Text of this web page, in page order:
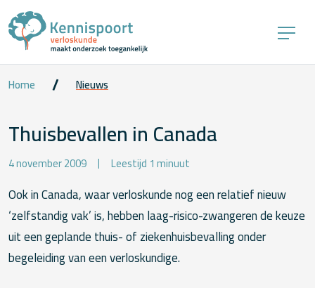
Home Nieuws
Thuisbevallen in Canada
4 november 2009 Leestijd 1 minuut
Ook in Canada, waar verloskunde nog een relatief nieuw
‘zelfstandig vak’ is, hebben laag-risico-zwangeren de keuze
uit een geplande thuis- of ziekenhuisbevalling onder
begeleiding van een verloskundige.